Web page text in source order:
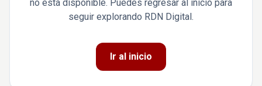
no está disponible. Puedes regresar al inicio para
seguir explorando RDN Digital.
Ir al inicio